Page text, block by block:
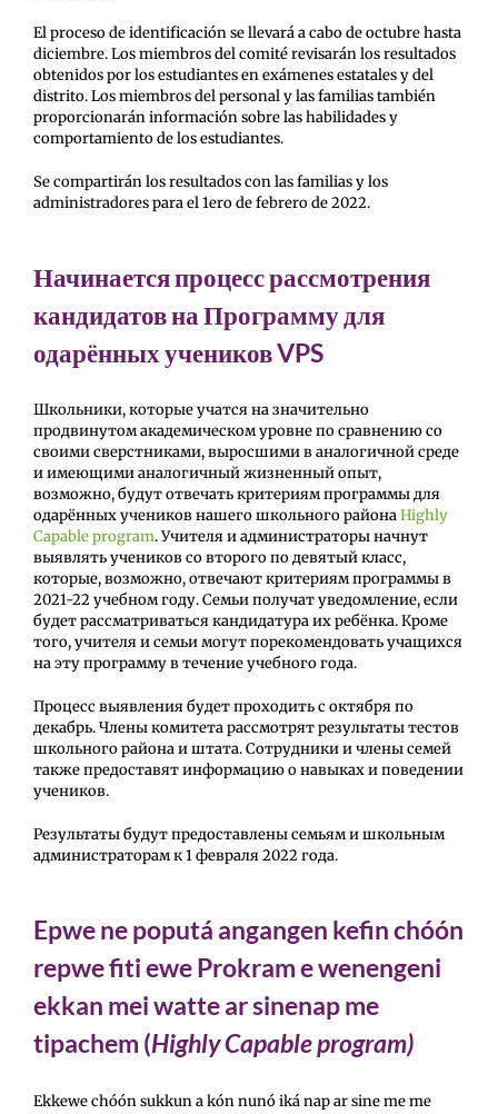
El proceso de identificación se llevará a cabo de octubre hasta
diciembre. Los miembros del comité revisarán los resultados
obtenidos por los estudiantes en exámenes estatales y del
distrito. Los miembros del personal y las familias también
proporcionarán información sobre las habilidades y
comportamiento de los estudiantes.
Se compartirán los resultados con las familias y los
administradores para el 1ero de febrero de 2022.
Начинается процесс рассмотрения
кандидатов на Программу для
одарённых учеников VPS
Школьники, которые учатся на значительно
продвинутом академическом уровне по сравнению со
своими сверстниками, выросшими в аналогичной среде
и имеющими аналогичный жизненный опыт,
возможно, будут отвечать критериям программы для
одарённых учеников нашего школьного районаHighly
Capable program. Учителя и администраторы начнут
выявлять учеников со второго по девятый класс,
которые, возможно, отвечают критериям программы в
2021-22 учебном году. Семьи получат уведомление, если
будет рассматриваться кандидатура их ребёнка. Кроме
того, учителя и семьи могут порекомендовать учащихся
на эту программу в течение учебного года.
Процесс выявления будет проходить с октября по
декабрь. Члены комитета рассмотрят результаты тестов
школьного района и штата. Сотрудники и члены семей
также предоставят информацию о навыках и поведении
учеников.
Результаты будут предоставлены семьям и школьным
администраторам к 1 февраля 2022 года.
Epwe ne poputá angangen kefin chóón
repwe fiti ewe Prokram e wenengeni
ekkan mei watte ar sinenap me
tipachem (Highly Capable program)
Ekkewe chóón sukkun a kón nunó iká nap ar sine me me